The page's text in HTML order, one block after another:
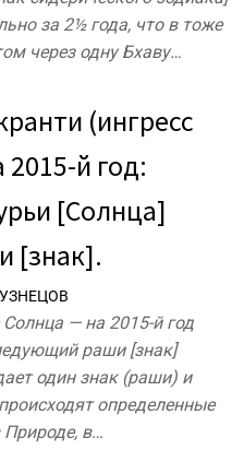
за 2½ года, что в тоже
через одну Бхаву…
(ингресс
й год:
[Солнца]
[знак].
— на 2015-й год
раши [знак]
один знак (раши) и
определенные
в…